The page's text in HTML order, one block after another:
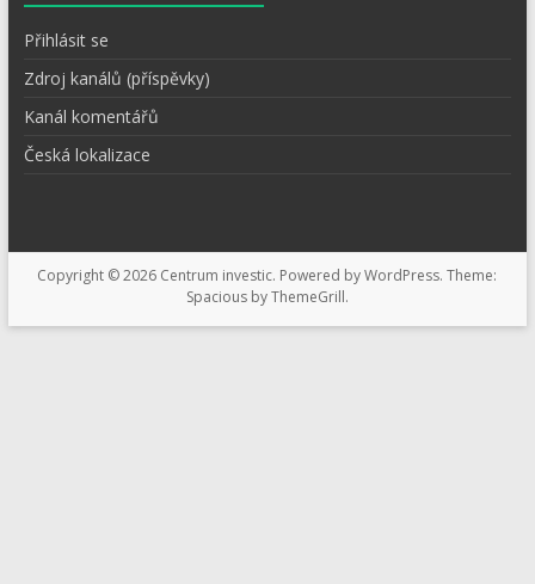
Přihlásit se
Zdroj kanálů (příspěvky)
Kanál komentářů
Česká lokalizace
Copyright © 2026 Centrum investic. Powered byWordPress. Theme:
Spacious byThemeGrill.